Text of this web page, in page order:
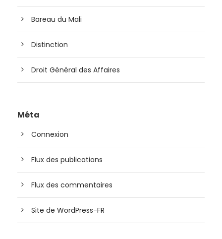
Bareau du Mali
Distinction
Droit Général des Affaires
Méta
Connexion
Flux des publications
Flux des commentaires
Site de WordPress-FR